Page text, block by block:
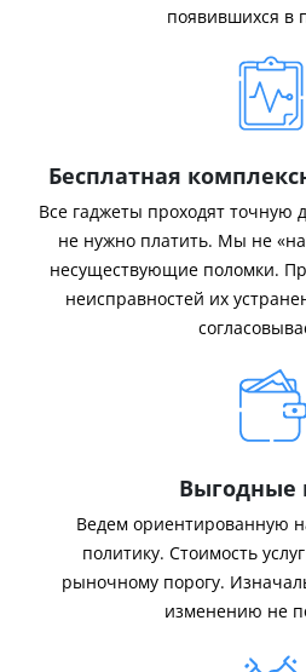
появившихся в
Бесплатная
Все гаджеты проходят точную
не нужно платить. Мы не
несуществующие поломки.
неисправностей их
Выгодные
Ведем ориентированную
политику. Стоимость
рыночному порогу.
изменению не